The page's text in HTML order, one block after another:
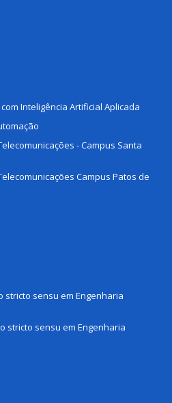
Inteligência Artificial Aplicada
- Campus Santa
Campus Patos de
stricto sensu em Engenharia
stricto sensu em Engenharia